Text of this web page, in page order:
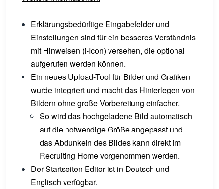
Erklärungsbedürftige Eingabefelder und
Einstellungen sind für ein besseres Verständnis
mit Hinweisen (i-Icon) versehen, die optional
aufgerufen werden können.
Ein neues Upload-Tool für Bilder und Grafiken
wurde integriert und macht das Hinterlegen von
Bildern ohne große Vorbereitung einfacher.
So wird das hochgeladene Bild automatisch
auf die notwendige Größe angepasst und
das Abdunkeln des Bildes kann direkt im
Recruiting Home vorgenommen werden.
Der Startseiten Editor ist in Deutsch und
Englisch verfügbar.